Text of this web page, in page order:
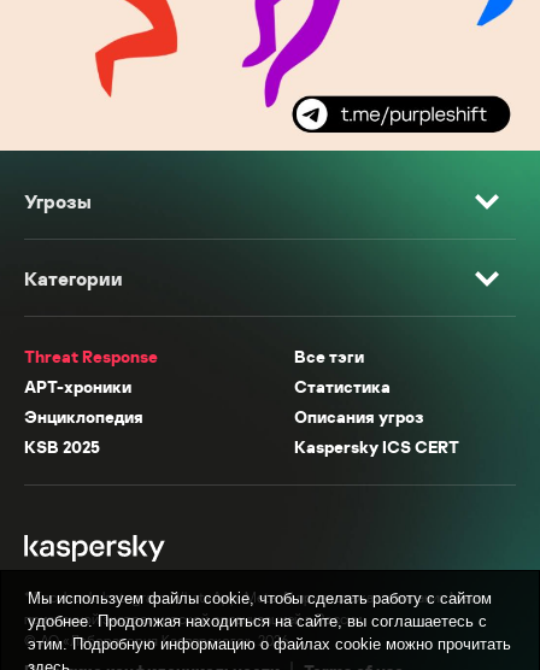
Угрозы
Категории
Threat Response
Все тэги
APT-хроники
Статистика
Энциклопедия
Описания угроз
KSB 2025
Kaspersky ICS CERT
* Facebook, Instagram, WhatsApp, Meta AI принадлежат компании Meta,
признанной экстремистской организацией в России.
© АО «Лаборатория Касперского», 2026.
Мы используем файлы cookie, чтобы сделать работу с сайтом
удобнее. Продолжая находиться на сайте, вы соглашаетесь с
этим. Подробную информацию о файлах cookie можно прочитать